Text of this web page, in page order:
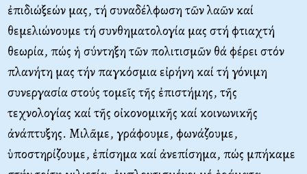
ἐπιδιώξεών μας, τή συναδέλφωση τῶν λαῶν καί
θεμελιώνουμε τή συνθηματολογία μας στή φτιαχτή
θεωρία, πώς ἡ σύντηξη τῶν πολιτισμῶν θά φέρει στόν
πλανήτη μας τήν παγκόσμια εἰρήνη καί τή γόνιμη
συνεργασία στούς τομεῖς τῆς ἐπιστήμης, τῆς
τεχνολογίας καί τῆς οἰκονομικῆς καί κοινωνικῆς
ἀνάπτυξης. Μιλᾶμε, γράφουμε, φωνάζουμε,
ὑποστηρίζουμε, ἐπίσημα καί ἀνεπίσημα, πώς μπήκαμε